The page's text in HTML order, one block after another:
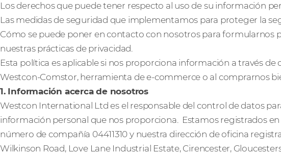
Los derechos que puede tener respecto al uso de su información
Las medidas de seguridad que implementamos para proteger la
Cómo se puede poner en contacto con nosotros para formularnos
nuestras prácticas de privacidad.
Esta política es aplicable si nos proporciona información a través de
Westcon-Comstor, herramienta de e-commerce o al comprarnos
1. Información acerca de nosotros
Westcon International Ltd es el responsable del control de datos
información personal que nos proporciona. Estamos registrados en
número de compañía 04411310 y nuestra dirección de oficina
Wilkinson Road, Love Lane Industrial Estate, Cirencester,